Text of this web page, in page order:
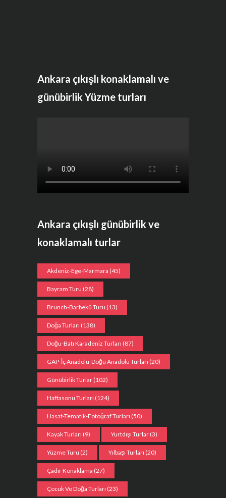
Ankara çıkışlı konaklamalı ve
günübirlik Yüzme turları
Ankara çıkışlı günübirlik ve
konaklamalı turlar
Akdeniz-Ege-Marmara (45)
Bayram Turu (28)
Brunch-Barbekü Turu (13)
Doğa Turları (138)
Doğu-Batı Karadeniz Turları (87)
GAP-İç Anadolu-Doğu Anadolu Turları (20)
Günübirlik Turlar (102)
Haftasonu Turları (124)
Hasat-Tematik-Fotoğraf Turları (50)
Kayak Turları (9) Yurtdışı Turlar (3)
Yüzme Turu (2) Yılbaşı Turları (20)
Çadır Konaklama (27)
Çocuk Ve Doğa Turları (23)